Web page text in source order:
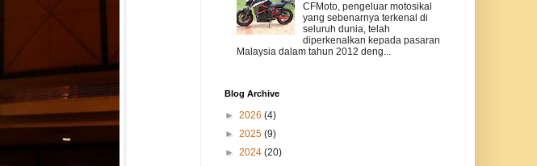
CFMoto, pengeluar motosikal
yang sebenarnya terkenal di
seluruh dunia, telah
diperkenalkan kepada pasaran
Malaysia dalam tahun 2012 deng...
Blog Archive
► 2026 (4)
► 2025 (9)
► 2024 (20)